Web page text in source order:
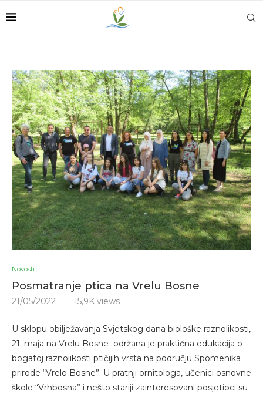
Novosti
Posmatranje ptica na Vrelu Bosne
21/05/2022 15,9K views
U sklopu obilježavanja Svjetskog dana biološke raznolikosti,
21. maja na Vrelu Bosne održana je praktična edukacija o
bogatoj raznolikosti ptičijih vrsta na području Spomenika
prirode “Vrelo Bosne”. U pratnji ornitologa, učenici osnovne
škole “Vrhbosna” i nešto stariji zainteresovani posjetioci su